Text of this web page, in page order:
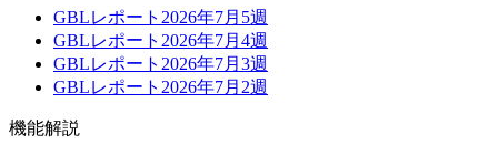
GBLレポート2026年7月5週
GBLレポート2026年7月4週
GBLレポート2026年7月3週
GBLレポート2026年7月2週
機能解説